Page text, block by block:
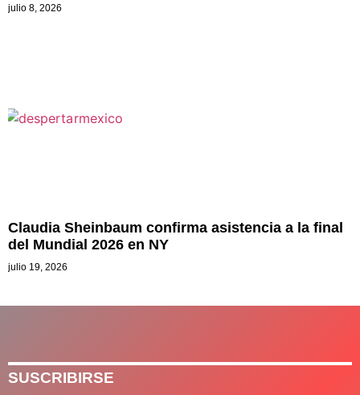
julio 8, 2026
Claudia Sheinbaum confirma asistencia a la final
del Mundial 2026 en NY
julio 19, 2026
SUSCRIBIRSE